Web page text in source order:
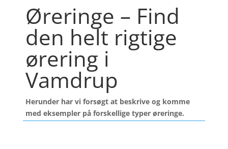
Øreringe – Find
den helt rigtige
ørering i
Vamdrup
Herunder har vi forsøgt at beskrive og komme
med eksempler på forskellige typer øreringe.